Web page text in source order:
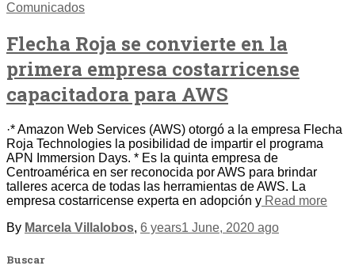
Comunicados
Flecha Roja se convierte en la
primera empresa costarricense
capacitadora para AWS
·* Amazon Web Services (AWS) otorgó a la empresa Flecha
Roja Technologies la posibilidad de impartir el programa
APN Immersion Days. * Es la quinta empresa de
Centroamérica en ser reconocida por AWS para brindar
talleres acerca de todas las herramientas de AWS. La
empresa costarricense experta en adopción y Read more
By Marcela Villalobos, 6 years1 June, 2020 ago
Buscar